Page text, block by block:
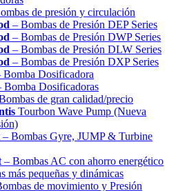
de presión y circulación
– Bombas de Presión DEP Series
– Bombas de Presión DWP Series
– Bombas de Presión DLW Series
– Bombas de Presión DXP Series
Bomba Dosificadora
Bomba Dosificadoras
de gran calidad/precio
Tourbon Wave Pump (Nueva
– Bombas Gyre, JUMP & Turbine
– Bombas AC con ahorro energético
más pequeñas y dinámicas
de movimiento y Presión